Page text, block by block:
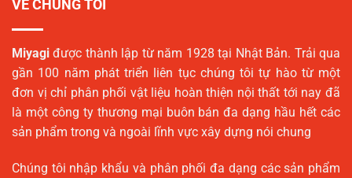
VỀ CHÚNG TÔI
Miyagi được thành lập từ năm 1928 tại Nhật Bản. Trải qua
gần 100 năm phát triển liên tục chúng tôi tự hào từ một
đơn vị chỉ phân phối vật liệu hoàn thiện nội thất tới nay đã
là một công ty thương mại buôn bán đa dạng hầu hết các
sản phẩm trong và ngoài lĩnh vực xây dựng nói chung
Chúng tôi nhập khẩu và phân phối đa dạng các sản phẩm